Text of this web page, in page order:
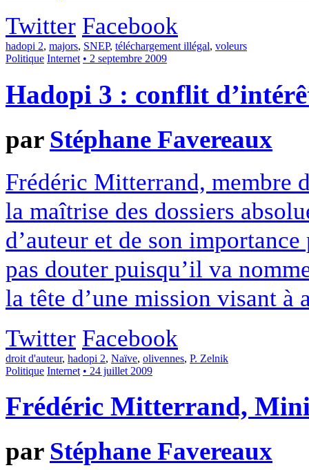
Twitter Facebook
hadopi 2, majors, SNEP, téléchargement illégal, voleurs
Politique Internet • 2 septembre 2009
Hadopi 3 : conflit
par Stéphane Favereaux
Frédéric Mitterrand, membre
la maîtrise des dossiers
d’auteur et de son
pas douter puisqu’il va
la tête d’une mission visant
Twitter Facebook
droit d'auteur, hadopi 2, Naïve, olivennes, P. Zelnik
Politique Internet • 24 juillet 2009
Frédéric Mitterrand,
par Stéphane Favereaux